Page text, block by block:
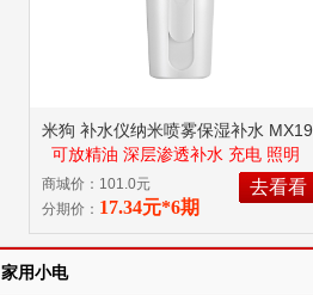
米狗 补水仪纳米喷雾保湿补水 MX19
可放精油 深层渗透补水 充电 照明
（3合1)
商城价：101.0元
分期价： 17.34元*6期
去看看
家用小电